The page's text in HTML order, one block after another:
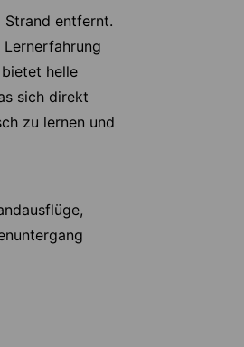
Strand entfernt.
helle
sich direkt
zu lernen und